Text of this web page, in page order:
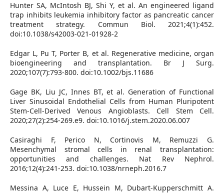
Hunter SA, McIntosh BJ, Shi Y, et al. An engineered ligand
trap inhibits leukemia inhibitory factor as pancreatic cancer
treatment strategy. Commun Biol. 2021;4(1):452.
doi:10.1038/s42003-021-01928-2
Edgar L, Pu T, Porter B, et al. Regenerative medicine, organ
bioengineering and transplantation. Br J Surg.
2020;107(7):793-800. doi:10.1002/bjs.11686
Gage BK, Liu JC, Innes BT, et al. Generation of Functional
Liver Sinusoidal Endothelial Cells from Human Pluripotent
Stem-Cell-Derived Venous Angioblasts. Cell Stem Cell.
2020;27(2):254-269.e9. doi:10.1016/j.stem.2020.06.007
Casiraghi F, Perico N, Cortinovis M, Remuzzi G.
Mesenchymal stromal cells in renal transplantation:
opportunities and challenges. Nat Rev Nephrol.
2016;12(4):241-253. doi:10.1038/nrneph.2016.7
Messina A, Luce E, Hussein M, Dubart-Kupperschmitt A.